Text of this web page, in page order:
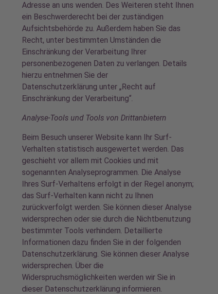
Adresse an uns wenden. Des Weiteren steht Ihnen
ein Beschwerderecht bei der zuständigen
Aufsichtsbehörde zu. Außerdem haben Sie das
Recht, unter bestimmten Umständen die
Einschränkung der Verarbeitung Ihrer
personenbezogenen Daten zu verlangen. Details
hierzu entnehmen Sie der
Datenschutzerklärung unter „Recht auf
Einschränkung der Verarbeitung“.
Analyse-Tools und Tools von Drittanbietern
Beim Besuch unserer Website kann Ihr Surf-
Verhalten statistisch ausgewertet werden. Das
geschieht vor allem mit Cookies und mit
sogenannten Analyseprogrammen. Die Analyse
Ihres Surf-Verhaltens erfolgt in der Regel anonym;
das Surf-Verhalten kann nicht zu Ihnen
zurückverfolgt werden. Sie können dieser Analyse
widersprechen oder sie durch die Nichtbenutzung
bestimmter Tools verhindern. Detaillierte
Informationen dazu finden Sie in der folgenden
Datenschutzerklärung. Sie können dieser Analyse
widersprechen. Über die
Widerspruchsmöglichkeiten werden wir Sie in
dieser Datenschutzerklärung informieren.